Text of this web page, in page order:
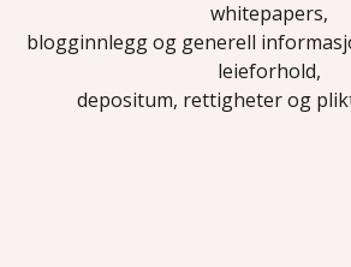
whitepapers,
blogginnlegg og generell
leieforhold,
depositum, rettigheter og